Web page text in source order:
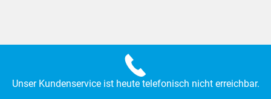
Unser Kundenservice ist heute telefonisch nicht erreichbar.